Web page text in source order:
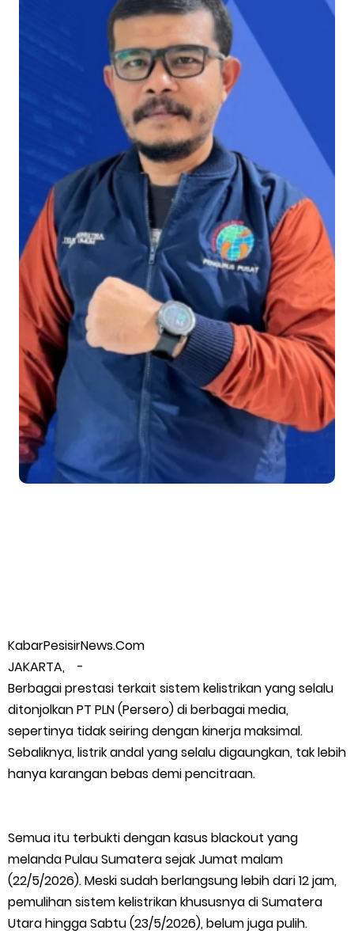
Merah Putih Presisi Polda Riau.
Teluk Belitung Bagaikan Kota Mati Disaat Listrik Diberlakukan
Pemadaman Secara Bergilir, Mesin 600 kW Diharapkan Jadi
Solusi.
F-PETIR Desak Pemkab Lingga Segera Buka Solusi Tambang
Timah Rakyat: Jangan Hanya di Laut yang Beroperasi,
Tambang Timah di Darat Juga Butuh Hidup
Saat Duka Menyelimuti Korban Serangan Monyet, YBM PLN UP3
Rengat Bersama PW IWO Riau Ulurkan Tangan Kemanusiaan
Wabup Meranti Serahkan Santunan BPJS Rp52 Juta,
Optimalisasi Pelaksanaan Program Jaminan Sosial
Ketenagakerjaan Diperkuat
Pulihkan Konektivitas Pascabencana, HKI Rampungkan
Penanganan Jalur Lembah Anai dan Malalak
Bupati Asmar Lepas 77 Kontingen Pramuka Meranti Ikuti
Jambore Nasional XII 2026 di Cibubur
Sinergitas dengan Insan Pers, Komunitas dan Mahasiswa
PLN Selat Panjang Minta Maaf, Janji Datangkan Mesin Sewa
Atasi Pemadaman di Merbau.
KabarPesisirNews.Com
JAKARTA, -
Berbagai prestasi terkait sistem kelistrikan yang selalu
ditonjolkan PT PLN (Persero) di berbagai media,
sepertinya tidak seiring dengan kinerja maksimal.
Sebaliknya, listrik andal yang selalu digaungkan, tak lebih
hanya karangan bebas demi pencitraan.
Semua itu terbukti dengan kasus blackout yang
melanda Pulau Sumatera sejak Jumat malam
(22/5/2026). Meski sudah berlangsung lebih dari 12 jam,
pemulihan sistem kelistrikan khususnya di Sumatera
Utara hingga Sabtu (23/5/2026), belum juga pulih.